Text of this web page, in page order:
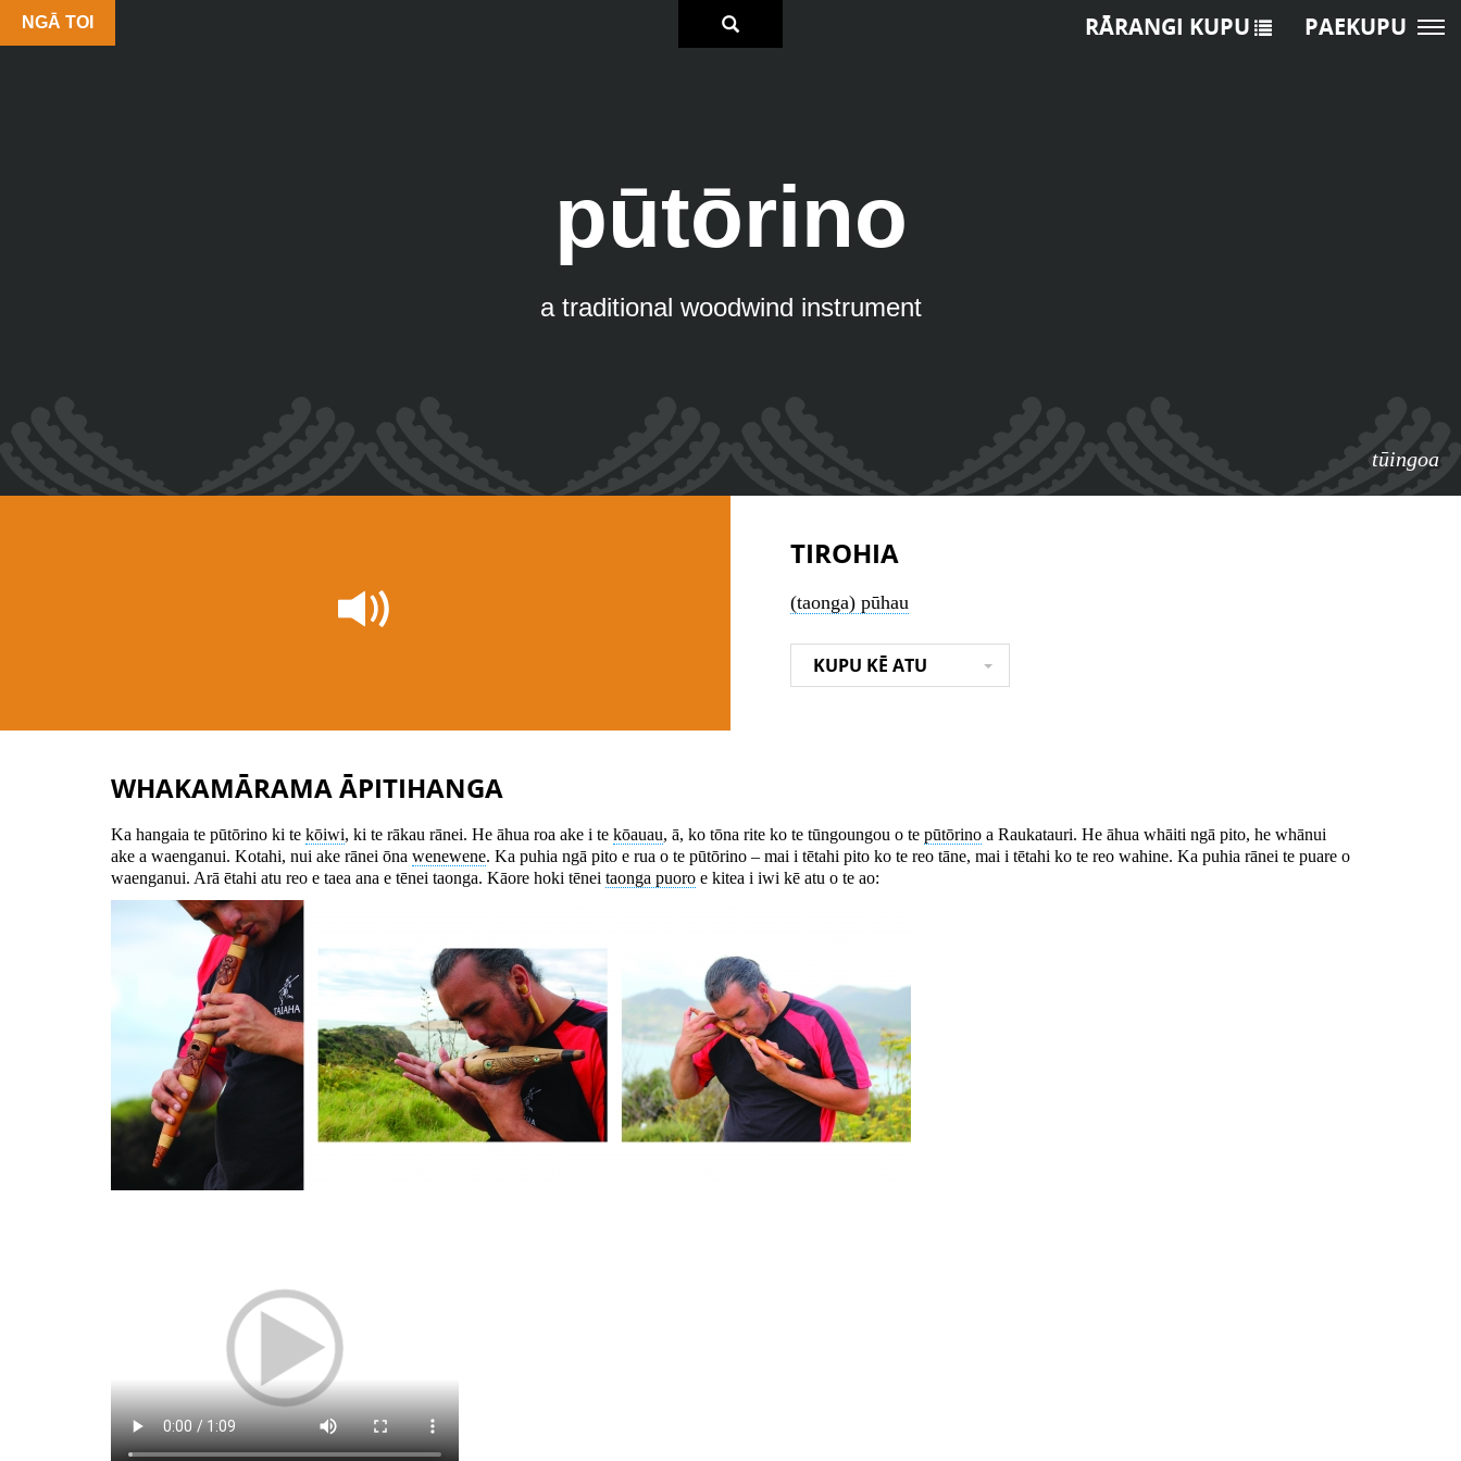
NGĀ TOI
pūtōrino
a traditional woodwind instrument
tūingoa
RĀRANGI KUPU PAEKUPU
TIROHIA
(taonga) pūhau
KUPU KĒ ATU
WHAKAMĀRAMA ĀPITIHANGA
Ka hangaia te pūtōrino ki te kōiwi, ki te rākau rānei. He āhua roa ake i te kōauau, ā, ko tōna rite ko te tūngoungou o te pūtōrino a Raukatauri. He āhua whāiti ngā pito, he whānui
ake a waenganui. Kotahi, nui ake rānei ōna wenewene. Ka puhia ngā pito e rua o te pūtōrino – mai i tētahi pito ko te reo tāne, mai i tētahi ko te reo wahine. Ka puhia rānei te puare o
waenganui. Arā ētahi atu reo e taea ana e tēnei taonga. Kāore hoki tēnei taonga puoro e kitea i iwi kē atu o te ao: